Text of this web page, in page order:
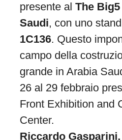
presente al The
Saudi, con uno
1C136. Questo
campo della
grande in Arabia
26 al 29 febbraio
Front Exhibition and
Center.
Riccardo